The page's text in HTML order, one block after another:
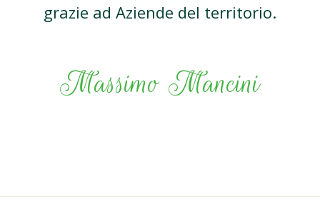
grazie ad Aziende del territorio.
Massimo Mancini